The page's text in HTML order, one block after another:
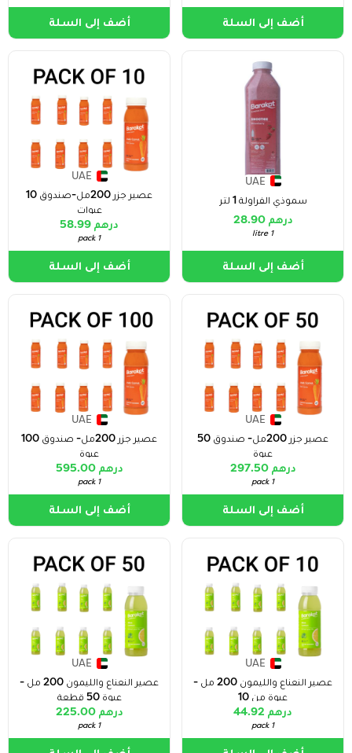
أضف إلى السلة أضف إلى السلة
UAE
سموذي الفراولة 1 لتر
درهم 28.90
1 litre
أضف إلى السلة
UAE
عصير جزر 200مل-صندوق 10
عبوات
درهم 58.99
1 pack
أضف إلى السلة
UAE
عصير جزر 200مل- صندوق 50
عبوة
درهم 297.50
1 pack
أضف إلى السلة
UAE
عصير جزر 200مل- صندوق 100
عبوة
درهم 595.00
1 pack
أضف إلى السلة
UAE
عصير النعناع والليمون 200 مل -
عبوة من 10
درهم 44.92
1 pack
UAE
عصير النعناع والليمون 200 مل -
عبوة 50 قطعة
درهم 225.00
1 pack